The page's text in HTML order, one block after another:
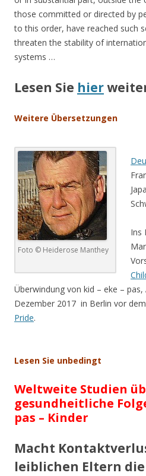
those committed or directed by
to this order, have reached such
threaten the stability of
systems …
Lesen Sie hier
Weitere Übersetzungen
Foto © Heiderose Manthey
Ins
Überwindung von kid – eke –
Dezember 2017 in Berlin vor
Pride.
Lesen Sie unbedingt
Weltweite Studien
gesundheitliche
pas – Kinder
Macht
leiblichen Eltern